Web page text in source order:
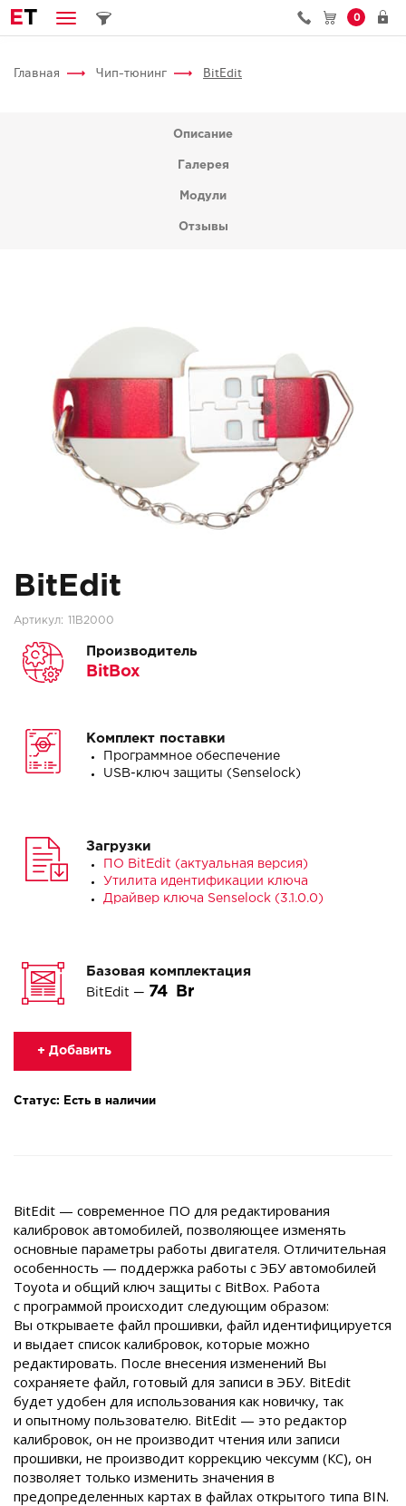
ET 0
Главная Чип-тюнинг BitEdit
Описание
Галерея
Модули
Отзывы
BitEdit
Артикул: 11B2000
Производитель
BitBox
Комплект поставки
Программное обеспечение
USB-ключ защиты (Senselock)
Загрузки
ПО BitEdit (актуальная версия)
Утилита идентификации ключа
Драйвер ключа Senselock (3.1.0.0)
Базовая комплектация
BitEdit — 74
+ Добавить
Статус: Есть в наличии
BitEdit — современное ПО для редактирования
калибровок автомобилей, позволяющее изменять
основные параметры работы двигателя. Отличительная
особенность — поддержка работы с ЭБУ автомобилей
Toyota и общий ключ защиты с BitBox. Работа
с программой происходит следующим образом:
Вы открываете файл прошивки, файл идентифицируется
и выдает список калибровок, которые можно
редактировать. После внесения изменений Вы
сохраняете файл, готовый для записи в ЭБУ. BitEdit
будет удобен для использования как новичку, так
и опытному пользователю. BitEdit — это редактор
калибровок, он не производит чтения или записи
прошивки, не производит коррекцию чексумм (КС), он
позволяет только изменить значения в
предопределенных картах в файлах открытого типа BIN.